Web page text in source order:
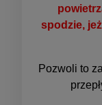
spodzie,
Pozwoli to